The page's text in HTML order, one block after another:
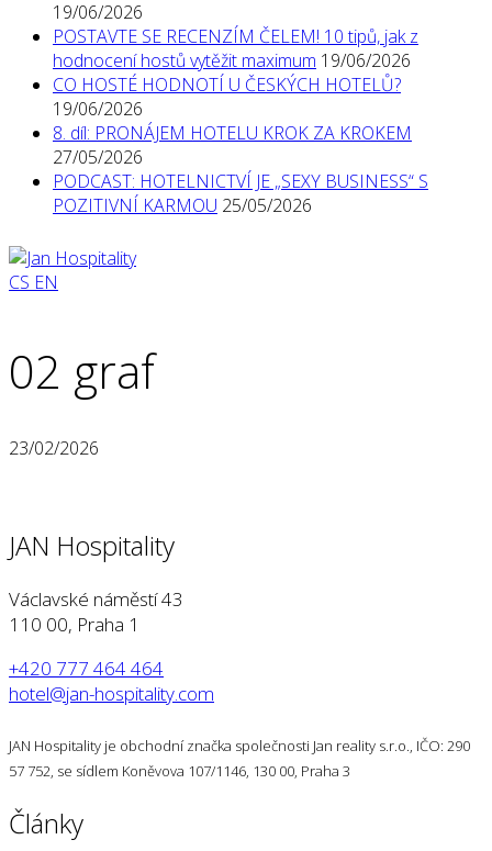
19/06/2026
POSTAVTE SE RECENZÍM ČELEM! 10 tipů, jak z
hodnocení hostů vytěžit maximum 19/06/2026
CO HOSTÉ HODNOTÍ U ČESKÝCH HOTELŮ?
19/06/2026
8. díl: PRONÁJEM HOTELU KROK ZA KROKEM
27/05/2026
PODCAST: HOTELNICTVÍ JE „SEXY BUSINESS“ S
POZITIVNÍ KARMOU 25/05/2026
CS EN
02 graf
23/02/2026
JAN Hospitality
Václavské náměstí 43
110 00, Praha 1
+420 777 464 464
hotel@jan-hospitality.com
JAN Hospitality je obchodní značka společnosti Jan reality s.r.o., IČO: 290
57 752, se sídlem Koněvova 107/1146, 130 00, Praha 3
Články